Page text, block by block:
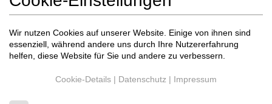
Wir nutzen Cookies auf unserer Website. Einige von ihnen sind
essenziell, während andere uns durch Ihre Nutzererfahrung
helfen, diese Website für Sie und andere zu verbessern.
Cookie-Details | Datenschutz | Impressum